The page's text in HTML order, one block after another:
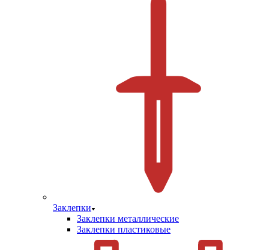
Заклепки
Заклепки металлические
Заклепки пластиковые